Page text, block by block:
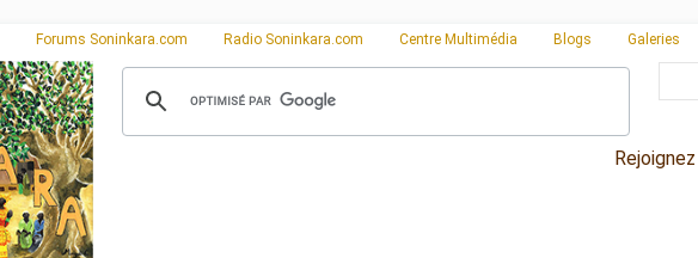
Forums Soninkara.com Radio Soninkara.com Centre Multimédia Blogs Galeries